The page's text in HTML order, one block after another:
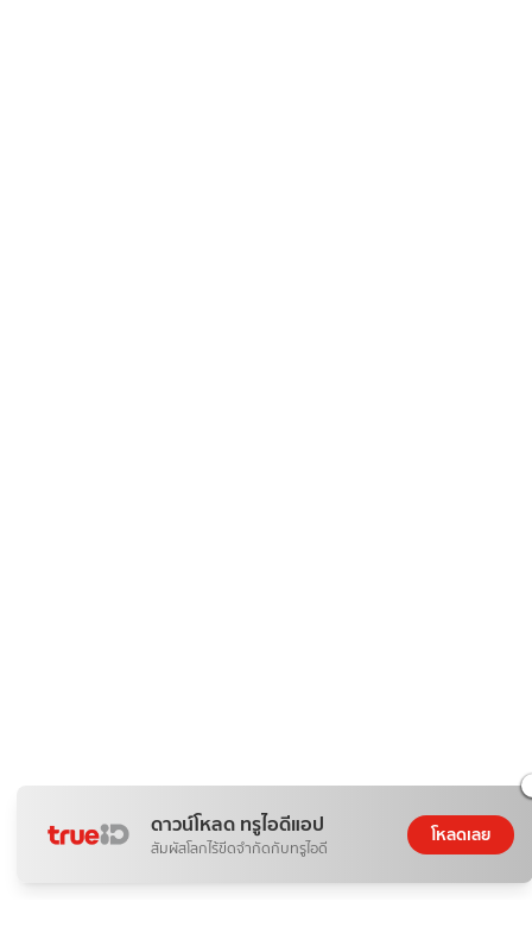
ดาวน์โหลด ทรูไอดีแอป
สัมผัสโลกไร้ขีดจำกัดกับทรูไอดี
โหลดเลย